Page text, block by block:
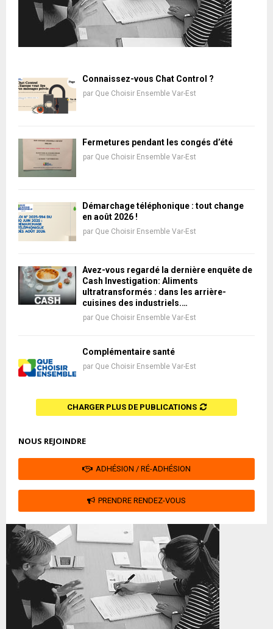
Connaissez-vous Chat Control ?
par Que Choisir Ensemble Var-Est
Fermetures pendant les congés d’été
par Que Choisir Ensemble Var-Est
Démarchage téléphonique : tout change
en août 2026 !
par Que Choisir Ensemble Var-Est
Avez-vous regardé la dernière enquête de
Cash Investigation: Aliments
ultratransformés : dans les arrière-
cuisines des industriels.…
par Que Choisir Ensemble Var-Est
Complémentaire santé
par Que Choisir Ensemble Var-Est
CHARGER PLUS DE PUBLICATIONS
NOUS REJOINDRE
ADHÉSION / RÉ-ADHÉSION
PRENDRE RENDEZ-VOUS